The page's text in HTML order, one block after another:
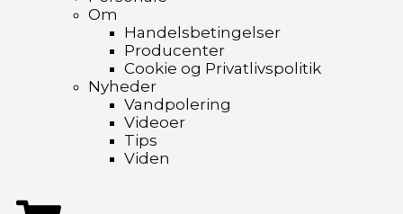
Om
Handelsbetingelser
Producenter
Cookie og Privatlivspolitik
Nyheder
Vandpolering
Videoer
Tips
Viden